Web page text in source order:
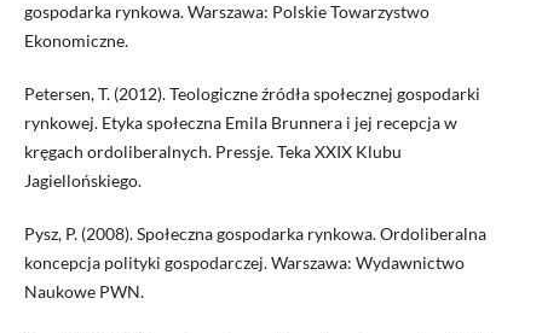
gospodarka rynkowa. Warszawa: Polskie Towarzystwo
Ekonomiczne.
Petersen, T. (2012). Teologiczne źródła społecznej gospodarki
rynkowej. Etyka społeczna Emila Brunnera i jej recepcja w
kręgach ordoliberalnych. Pressje. Teka XXIX Klubu
Jagiellońskiego.
Pysz, P. (2008). Społeczna gospodarka rynkowa. Ordoliberalna
koncepcja polityki gospodarczej. Warszawa: Wydawnictwo
Naukowe PWN.